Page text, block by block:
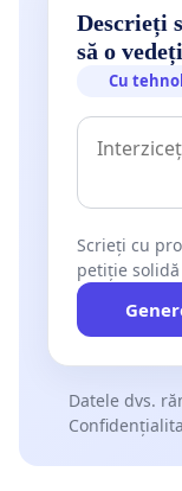
Descrieți
să o vedeți
Cu
Scrieți cu
petiție
Datele dvs.